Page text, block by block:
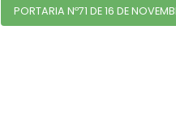
PORTARIA Nº71 DE 16 DE